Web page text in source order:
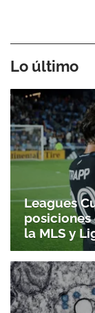
Lo último
Leagues
posiciones
la MLS y